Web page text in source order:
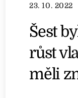
23. 10. 2022
Šest
růst
měli